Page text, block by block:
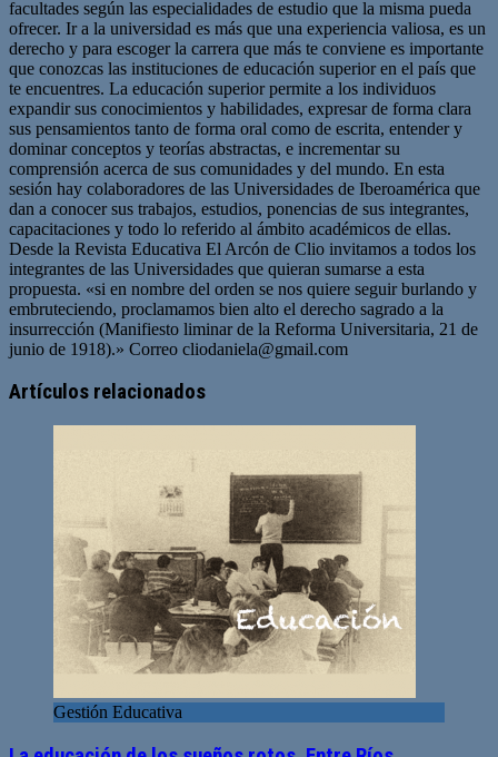
facultades según las especialidades de estudio que la misma pueda
ofrecer. Ir a la universidad es más que una experiencia valiosa, es un
derecho y para escoger la carrera que más te conviene es importante
que conozcas las instituciones de educación superior en el país que
te encuentres. La educación superior permite a los individuos
expandir sus conocimientos y habilidades, expresar de forma clara
sus pensamientos tanto de forma oral como de escrita, entender y
dominar conceptos y teorías abstractas, e incrementar su
comprensión acerca de sus comunidades y del mundo. En esta
sesión hay colaboradores de las Universidades de Iberoamérica que
dan a conocer sus trabajos, estudios, ponencias de sus integrantes,
capacitaciones y todo lo referido al ámbito académicos de ellas.
Desde la Revista Educativa El Arcón de Clio invitamos a todos los
integrantes de las Universidades que quieran sumarse a esta
propuesta. «si en nombre del orden se nos quiere seguir burlando y
embruteciendo, proclamamos bien alto el derecho sagrado a la
insurrección (Manifiesto liminar de la Reforma Universitaria, 21 de
junio de 1918).» Correo cliodaniela@gmail.com
Artículos relacionados
Gestión Educativa